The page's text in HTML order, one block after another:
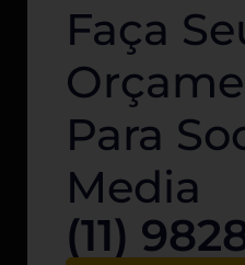
Faça
Para
Media
(11)